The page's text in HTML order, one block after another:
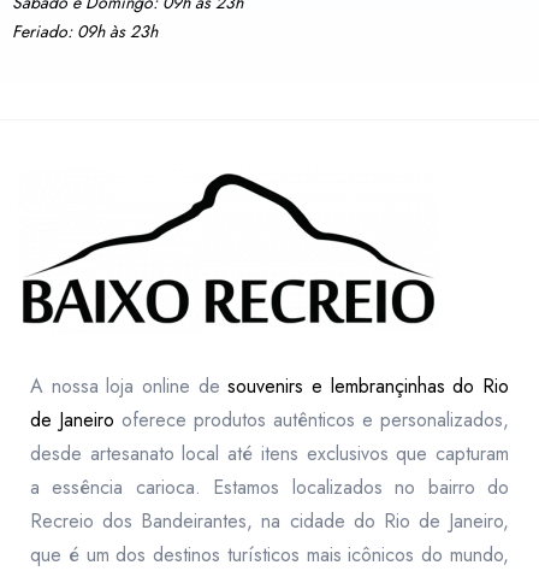
Feriado: 09h às 23h
A nossa loja online desouvenirs e lembrançinhas do Rio
de Janeiro oferece produtos autênticos e personalizados,
desde artesanato local até itens exclusivos que capturam
a essência carioca. Estamos localizados no bairro do
Recreio dos Bandeirantes, na cidade do Rio de Janeiro,
que é um dos destinos turísticos mais icônicos do mundo,